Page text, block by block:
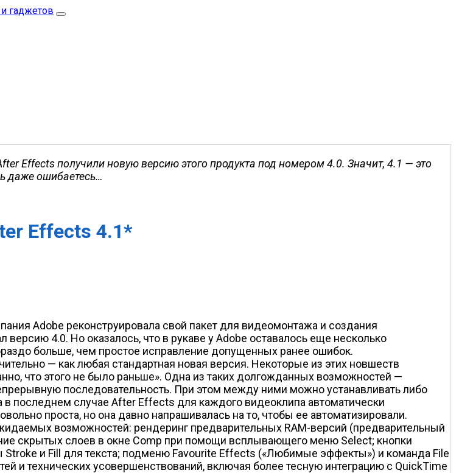
Effects получили новую версию этого продукта под номером 4.0. Значит, 4.1 — это
даже ошибаетесь…
Effects 4.1*
Adobe реконструировала свой пакет для видеомонтажа и создания
4.0. Но оказалось, что в рукаве у Adobe оставалось еще несколько
больше, чем простое исправление допущенных ранее ошибок.
— как любая стандартная новая версия. Некоторые из этих новшеств
что этого не было раньше». Одна из таких долгожданных возможностей —
последовательность. При этом между ними можно устанавливать либо
последнем случае After Effects для каждого видеоклипа автоматически
проста, но она давно напрашивалась на то, чтобы ее автоматизировали.
возможностей: рендеринг предварительных RAM-версий (предварительный
скрытых слоев в окне Comp при помощи всплывающего меню Select; кнопки
и Fill для текста; подменю Favourite Effects («Любимые эффекты») и команда File
и технических усовершенствований, включая более тесную интеграцию с QuickTime